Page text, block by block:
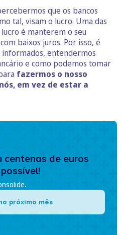
que os bancos
tal, visam o lucro. Uma das
é manterem o seu
baixos juros. Por isso, é
informados, entendermos
e como podemos tomar
fazermos o nosso
em vez de estar a
centenas de euros
próximo mês